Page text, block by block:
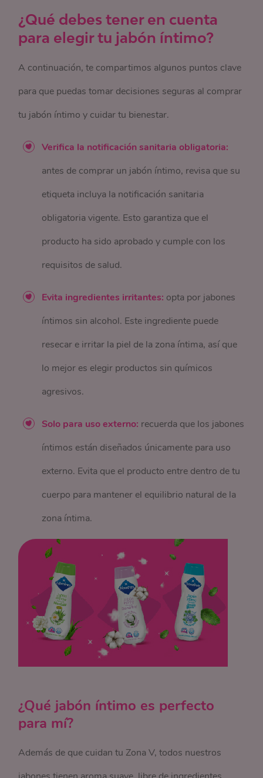
¿Qué debes tener en cuenta
para elegir tu jabón íntimo?
A continuación, te compartimos algunos puntos clave
para que puedas tomar decisiones seguras al comprar
tu jabón íntimo y cuidar tu bienestar.
Verifica la notificación sanitaria obligatoria:
antes de comprar un jabón íntimo, revisa que su
etiqueta incluya la notificación sanitaria
obligatoria vigente. Esto garantiza que el
producto ha sido aprobado y cumple con los
requisitos de salud.
Evita ingredientes irritantes: opta por jabones
íntimos sin alcohol. Este ingrediente puede
resecar e irritar la piel de la zona íntima, así que
lo mejor es elegir productos sin químicos
agresivos.
Solo para uso externo: recuerda que los jabones
íntimos están diseñados únicamente para uso
externo. Evita que el producto entre dentro de tu
cuerpo para mantener el equilibrio natural de la
zona íntima.
¿Qué jabón íntimo es perfecto
para mí?
Además de que cuidan tu Zona V, todos nuestros